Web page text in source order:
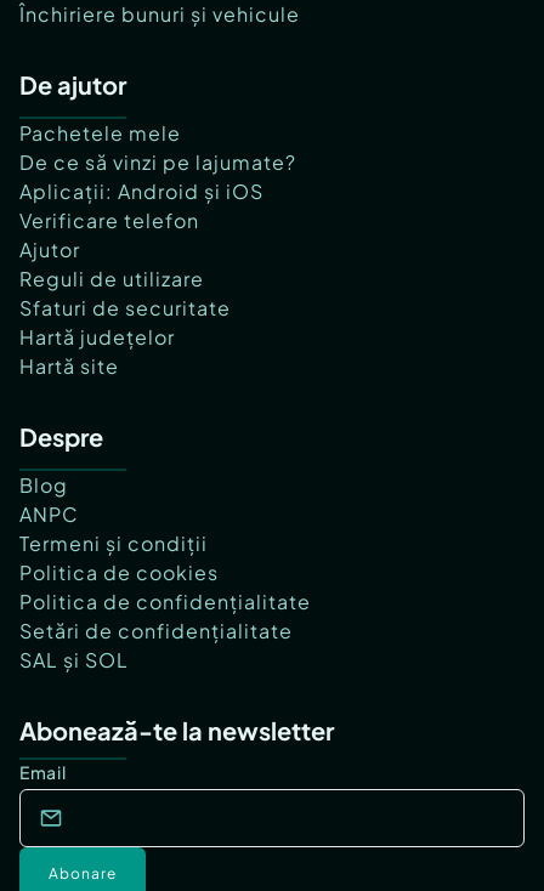
Închiriere bunuri și vehicule
De ajutor
Pachetele mele
De ce să vinzi pe lajumate?
Aplicații: Android și iOS
Verificare telefon
Ajutor
Reguli de utilizare
Sfaturi de securitate
Hartă județelor
Hartă site
Despre
Blog
ANPC
Termeni și condiții
Politica de cookies
Politica de confidențialitate
Setări de confidențialitate
SAL și SOL
Abonează-te la newsletter
Email
Abonare